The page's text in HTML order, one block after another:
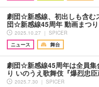
劇団☆新感線、初出しも含む
団☆新感線45周年 動画まつ
2025.10.27 ｜ SPICER
ニュース
舞台
劇団☆新感線45周年は全員集
り いのうえ歌舞伎『爆烈忠
2025.7.30 ｜ SPICER